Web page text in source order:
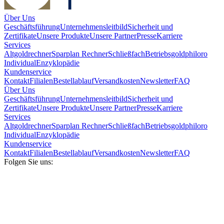
Über Uns
GeschäftsführungUnternehmensleitbildSicherheit und
ZertifikateUnsere ProdukteUnsere PartnerPresseKarriere
Services
AltgoldrechnerSparplan RechnerSchließfachBetriebsgoldphiloro
IndividualEnzyklopädie
Kundenservice
KontaktFilialenBestellablaufVersandkostenNewsletterFAQ
Über Uns
GeschäftsführungUnternehmensleitbildSicherheit und
ZertifikateUnsere ProdukteUnsere PartnerPresseKarriere
Services
AltgoldrechnerSparplan RechnerSchließfachBetriebsgoldphiloro
IndividualEnzyklopädie
Kundenservice
KontaktFilialenBestellablaufVersandkostenNewsletterFAQ
Folgen Sie uns: